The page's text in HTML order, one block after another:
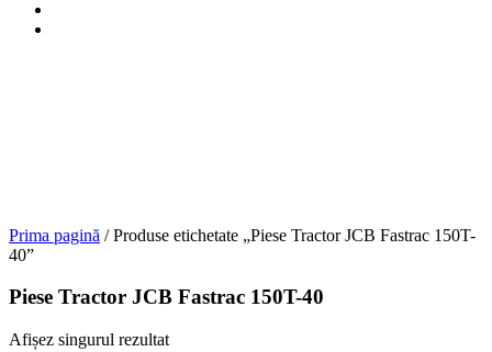
Prima pagină / Produse etichetate „Piese Tractor JCB Fastrac 150T-
40”
Piese Tractor JCB Fastrac 150T-40
Afișez singurul rezultat